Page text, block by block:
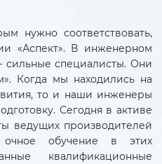
нужно соответствовать,
«Аспект». В инженерном
специалисты. Они
Когда мы находились на
то и наши инженеры
Сегодня в активе
ведущих производителей
очное обучение в этих
квалификационные